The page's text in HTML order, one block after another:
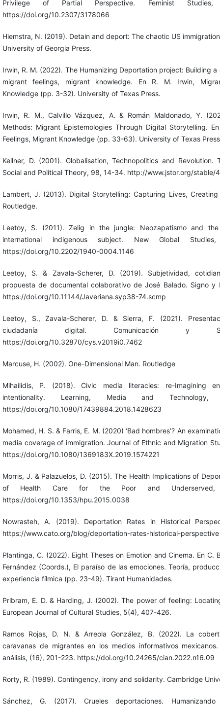
Privilege of Partial Perspective. Feminist
https://doi.org/10.2307/3178066
Hiemstra, N. (2019). Detain and deport: The chaotic US
University of Georgia Press.
Irwin, R. M. (2022). The Humanizing Deportation project: Building
migrant feelings, migrant knowledge. En R. M. Irwin,
Knowledge (pp. 3-32). University of Texas Press.
Irwin, R. M., Calvillo Vázquez, A. & Román Maldonado, Y.
Methods: Migrant Epistemologies Through Digital Storytelling.
Feelings, Migrant Knowledge (pp. 33-63). University of Texas
Kellner, D. (2001). Globalisation, Technopolitics and Revolution.
Social and Political Theory, 98, 14-34. http://www.jstor.org/stable/
Lambert, J. (2013). Digital Storytelling: Capturing Lives,
Routledge.
Leetoy, S. (2011). Zelig in the jungle: Neozapatismo and
international indigenous subject. New Global
https://doi.org/10.2202/1940-0004.1146
Leetoy, S. & Zavala-Scherer, D. (2019). Subjetividad,
propuesta de documental colaborativo de José Balado. Signo y
https://doi.org/10.11144/Javeriana.syp38-74.scmp
Leetoy, S., Zavala-Scherer, D. & Sierra, F. (2021).
ciudadanía digital. Comunicación y
https://doi.org/10.32870/cys.v2019i0.7462
Marcuse, H. (2002). One-Dimensional Man. Routledge
Mihailidis, P. (2018). Civic media literacies: re-Imagining
intentionality. Learning, Media and Technology,
https://doi.org/10.1080/17439884.2018.1428623
Mohamed, H. S. & Farris, E. M. (2020) ‘Bad hombres’? An
media coverage of immigration. Journal of Ethnic and Migration
https://doi.org/10.1080/1369183X.2019.1574221
Morris, J. & Palazuelos, D. (2015). The Health Implications of
of Health Care for the Poor and Underserved,
https://doi.org/10.1353/hpu.2015.0038
Nowrasteh, A. (2019). Deportation Rates in Historical
https://www.cato.org/blog/deportation-rates-historical-perspective
Plantinga, C. (2022). Eight Theses on Emotion and Cinema. En C.
Fernández (Coords.), El paraíso de las emociones. Teoría,
experiencia fílmica (pp. 23-49). Tirant Humanidades.
Pribram, E. D. & Harding, J. (2002). The power of feeling:
European Journal of Cultural Studies, 5(4), 407-426.
Ramos Rojas, D. N. & Arreola González, B. (2022). La
caravanas de migrantes en los medios informativos
análisis, (16), 201-223. https://doi.org/10.24265/cian.2022.n16.09
Rorty, R. (1989). Contingency, irony and solidarity. Cambridge
Sánchez, G. (2017). Crueles deportaciones.